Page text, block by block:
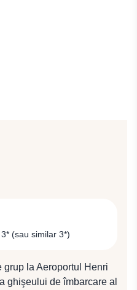
(sau similar 3*)
grup la Aeroportul Henri
ghişeului de îmbarcare al